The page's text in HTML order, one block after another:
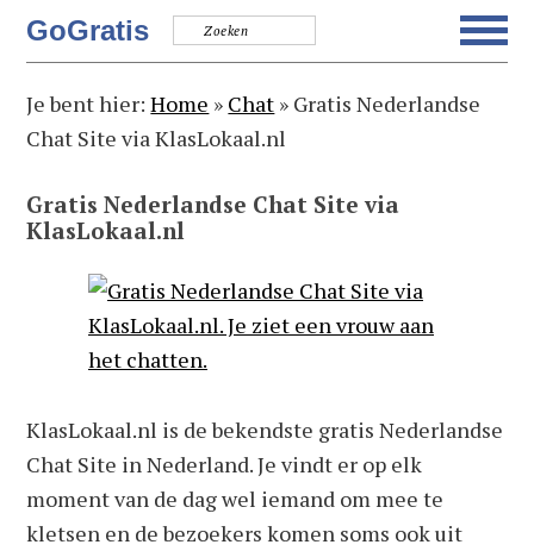
Spring
hoofdnavigatie
Door
hoofd
inhoud
Spring
eerste
sidebar
Spring
voettekst
GoGratis
Je bent hier:Home » Chat » Gratis Nederlandse
Chat Site via KlasLokaal.nl
Gratis Nederlandse Chat Site via
KlasLokaal.nl
KlasLokaal.nl is de bekendste gratis Nederlandse
Chat Site in Nederland. Je vindt er op elk
moment van de dag wel iemand om mee te
kletsen en de bezoekers komen soms ook uit